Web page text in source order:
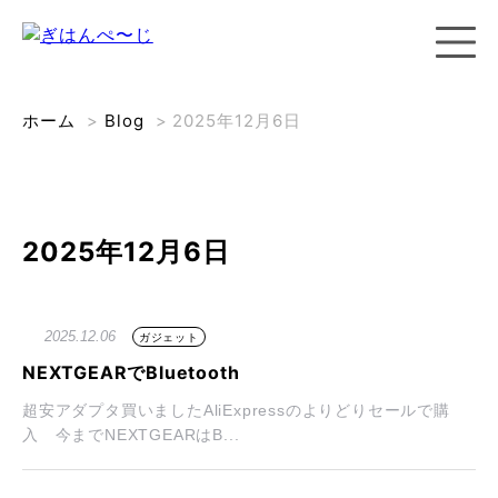
ホーム > Blog > 2025年12月6日
2025年12月6日
2025.12.06 ガジェット
NEXTGEARでBluetooth
超安アダプタ買いましたAliExpressのよりどりセールで購
入 今までNEXTGEARはB...